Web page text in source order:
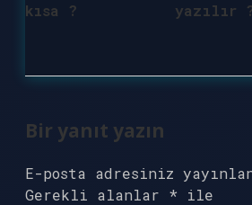
kısa ?
yazılır
Bir yanıt yazın
E-posta adresiniz
Gerekli alanlar * ile